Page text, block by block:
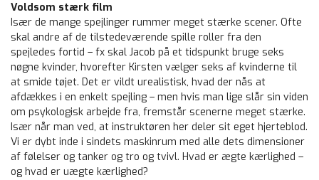
Voldsom stærk film
Især de mange spejlinger rummer meget stærke scener. Ofte
skal andre af de tilstedeværende spille roller fra den
spejledes fortid – fx skal Jacob på et tidspunkt bruge seks
nøgne kvinder, hvorefter Kirsten vælger seks af kvinderne til
at smide tøjet. Det er vildt urealistisk, hvad der nås at
afdækkes i en enkelt spejling – men hvis man lige slår sin viden
om psykologisk arbejde fra, fremstår scenerne meget stærke.
Især når man ved, at instruktøren her deler sit eget hjerteblod.
Vi er dybt inde i sindets maskinrum med alle dets dimensioner
af følelser og tanker og tro og tvivl. Hvad er ægte kærlighed –
og hvad er uægte kærlighed?